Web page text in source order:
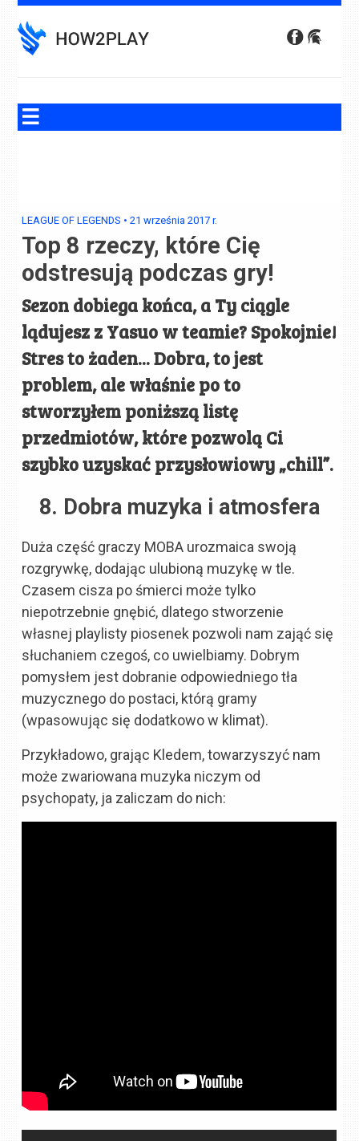
to
content
LEAGUE OF LEGENDS •21 września 2017 r.
Top 8 rzeczy, które Cię
odstresują podczas gry!
Sezon dobiega końca, a Ty ciągle
lądujesz z Yasuo w teamie? Spokojnie!
Stres to żaden...Dobra, to jest
problem, ale właśnie po to
stworzyłem poniższą listę
przedmiotów, które pozwolą Ci
szybko uzyskać przysłowiowy „chill”.
8. Dobra muzyka i atmosfera
Duża część graczy MOBA urozmaica swoją
rozgrywkę, dodając ulubioną muzykę w tle.
Czasem cisza po śmierci może tylko
niepotrzebnie gnębić, dlatego stworzenie
własnej playlisty piosenek pozwoli nam zająć się
słuchaniem czegoś, co uwielbiamy. Dobrym
pomysłem jest dobranie odpowiedniego tła
muzycznego do postaci, którą gramy
(wpasowując się dodatkowo w klimat).
Przykładowo, grając Kledem, towarzyszyć nam
może zwariowana muzyka niczym od
psychopaty, ja zaliczam do nich: